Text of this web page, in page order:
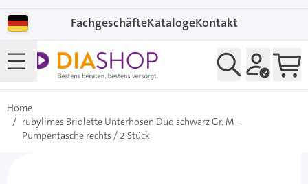
FachgeschäfteKatalogeKontakt
Home
/ rubylimes Briolette Unterhosen Duo schwarz Gr. M -
Pumpentasche rechts / 2 Stück